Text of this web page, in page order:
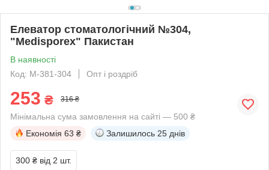
Елеватор стоматологічний №304,
"Medisporex" Пакистан
В наявності
Код: M-381-304
Опт і роздріб
253 ₴ 316 ₴
Мінімальна сума замовлення на сайті — 500 ₴
Економія 63 ₴ Залишилось 25 днів
300 ₴ від 2 шт.